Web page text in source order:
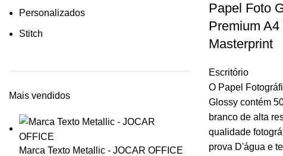
Personalizados
Stitch
Mais vendidos
Marca Texto Metallic - JOCAR OFFICE
Papel Foto
Premium
Masterprint
Escritório
O Papel
Glossy contém
branco de alta
qualidade
prova D'água e